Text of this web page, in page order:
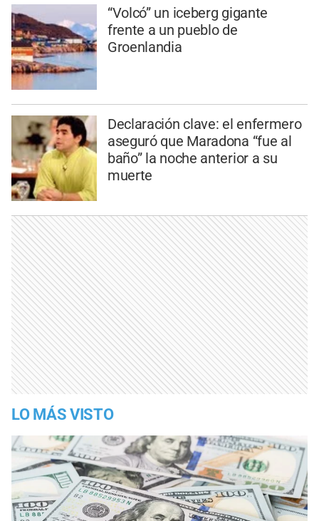
“Volcó” un iceberg gigante
frente a un pueblo de
Groenlandia
Declaración clave: el enfermero
aseguró que Maradona “fue al
baño” la noche anterior a su
muerte
LO MÁS VISTO